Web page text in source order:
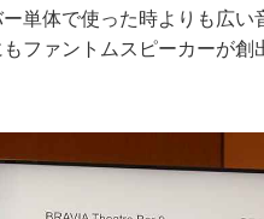
単体で使った時よりも広い
ファントムスピーカーが創